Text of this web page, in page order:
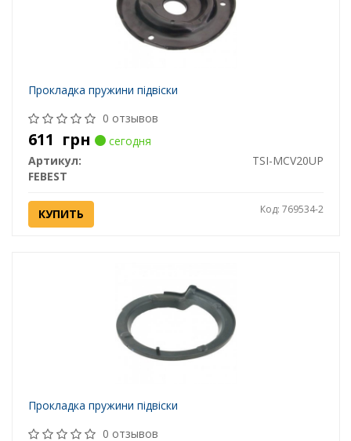
Прокладка пружини підвіски
0 отзывов
611 грн
сегодня
Артикул:
TSI-MCV20UP
FEBEST
КУПИТЬ Код: 769534-2
Прокладка пружини підвіски
0 отзывов